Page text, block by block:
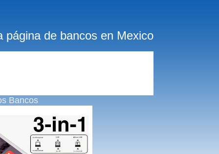
página de bancos en Mexico
Bancos